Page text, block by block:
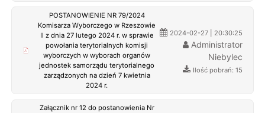
POSTANOWIENIE NR 79/2024
Komisarza Wyborczego w Rzeszowie
II z dnia 27 lutego 2024 r. w sprawie
powołania terytorialnych komisji
wyborczych w wyborach organów
jednostek samorządu terytorialnego
zarządzonych na dzień 7 kwietnia
2024 r.
2024-02-27 | 20:30:25
Administrator
Niebylec
Ilość pobrań: 15
Załącznik nr 12 do postanowienia Nr